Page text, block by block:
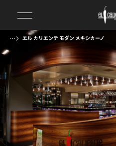
エル カリエンテ モダン メキシカーノ
前の画像